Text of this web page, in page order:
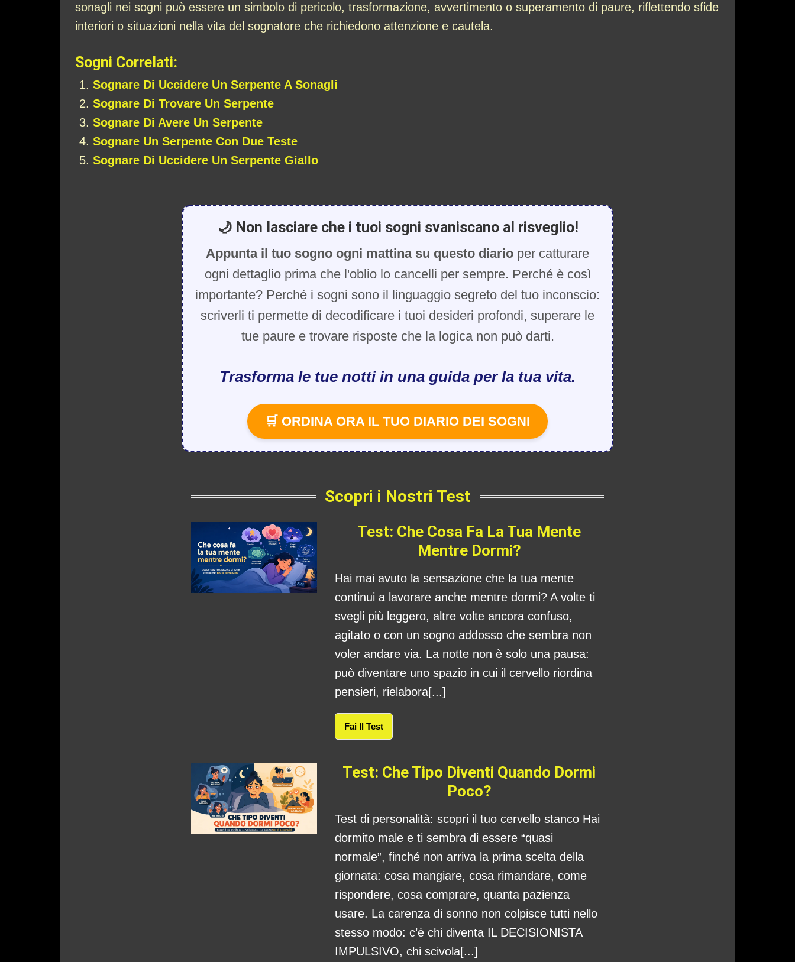
sonagli nei sogni può essere un simbolo di pericolo, trasformazione, avvertimento o superamento di paure, riflettendo sfide
interiori o situazioni nella vita del sognatore che richiedono attenzione e cautela.
Sogni Correlati:
Sognare Di Uccidere Un Serpente A Sonagli
Sognare Di Trovare Un Serpente
Sognare Di Avere Un Serpente
Sognare Un Serpente Con Due Teste
Sognare Di Uccidere Un Serpente Giallo
🌙 Non lasciare che i tuoi sogni svaniscano al risveglio!
Appunta il tuo sogno ogni mattina su questo diario per catturare
ogni dettaglio prima che l'oblio lo cancelli per sempre. Perché è così
importante? Perché i sogni sono il linguaggio segreto del tuo inconscio:
scriverli ti permette di decodificare i tuoi desideri profondi, superare le
tue paure e trovare risposte che la logica non può darti.
Trasforma le tue notti in una guida per la tua vita.
🛒 ORDINA ORA IL TUO DIARIO DEI SOGNI
Scopri i Nostri Test
Test: Che Cosa Fa La Tua Mente
Mentre Dormi?
Hai mai avuto la sensazione che la tua mente
continui a lavorare anche mentre dormi? A volte ti
svegli più leggero, altre volte ancora confuso,
agitato o con un sogno addosso che sembra non
voler andare via. La notte non è solo una pausa:
può diventare uno spazio in cui il cervello riordina
pensieri, rielabora[...]
Fai Il Test
Test: Che Tipo Diventi Quando Dormi
Poco?
Test di personalità: scopri il tuo cervello stanco Hai
dormito male e ti sembra di essere “quasi
normale”, finché non arriva la prima scelta della
giornata: cosa mangiare, cosa rimandare, come
rispondere, cosa comprare, quanta pazienza
usare. La carenza di sonno non colpisce tutti nello
stesso modo: c’è chi diventa IL DECISIONISTA
IMPULSIVO, chi scivola[...]